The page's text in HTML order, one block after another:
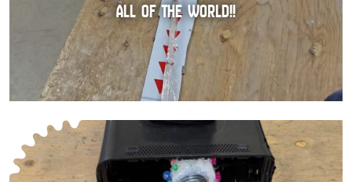
ALL OF THE WORLD!!